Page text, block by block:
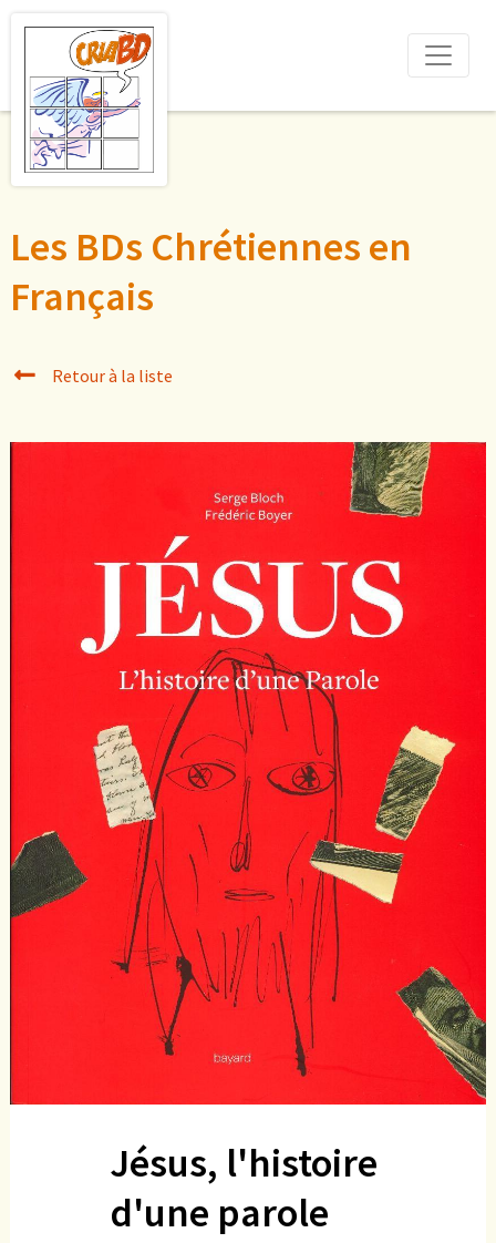
Les BDs Chrétiennes en
Français
Retour à la liste
Jésus, l'histoire
d'une parole